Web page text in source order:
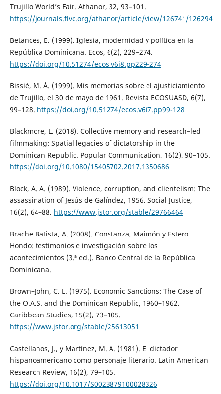
Trujillo World’s Fair. Athanor, 32, 93–101.
https://journals.flvc.org/athanor/article/view/126741/126294
Betances, E. (1999). Iglesia, modernidad y política en la
República Dominicana. Ecos, 6(2), 229–274.
https://doi.org/10.51274/ecos.v6i8.pp229-274
Bissié, M. Á. (1999). Mis memorias sobre el ajusticiamiento
de Trujillo, el 30 de mayo de 1961. Revista ECOSUASD, 6(7),
99–128. https://doi.org/10.51274/ecos.v6i7.pp99-128
Blackmore, L. (2018). Collective memory and research–led
filmmaking: Spatial legacies of dictatorship in the
Dominican Republic. Popular Communication, 16(2), 90–105.
https://doi.org/10.1080/15405702.2017.1350686
Block, A. A. (1989). Violence, corruption, and clientelism: The
assassination of Jesús de Galíndez, 1956. Social Justice,
16(2), 64–88. https://www.jstor.org/stable/29766464
Brache Batista, A. (2008). Constanza, Maimón y Estero
Hondo: testimonios e investigación sobre los
acontecimientos (3.ª ed.). Banco Central de la República
Dominicana.
Brown–John, C. L. (1975). Economic Sanctions: The Case of
the O.A.S. and the Dominican Republic, 1960–1962.
Caribbean Studies, 15(2), 73–105.
https://www.jstor.org/stable/25613051
Castellanos, J., y Martínez, M. A. (1981). El dictador
hispanoamericano como personaje literario. Latin American
Research Review, 16(2), 79–105.
https://doi.org/10.1017/S0023879100028326